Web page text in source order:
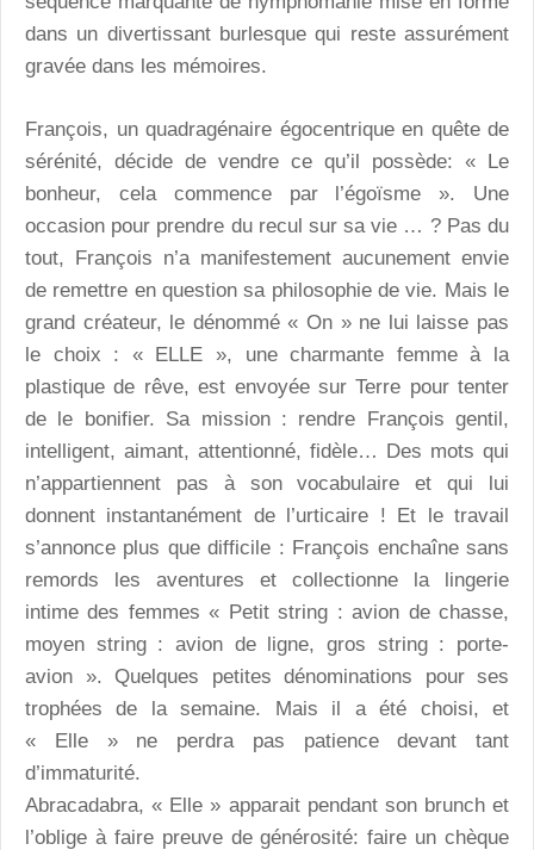
dans un divertissant burlesque qui reste assurément
gravée dans les mémoires.
François, un quadragénaire égocentrique en quête de
sérénité, décide de vendre ce qu’il possède: « Le
bonheur, cela commence par l’égoïsme ». Une
occasion pour prendre du recul sur sa vie … ? Pas du
tout, François n’a manifestement aucunement envie
de remettre en question sa philosophie de vie. Mais le
grand créateur, le dénommé « On » ne lui laisse pas
le choix : « ELLE », une charmante femme à la
plastique de rêve, est envoyée sur Terre pour tenter
de le bonifier. Sa mission : rendre François gentil,
intelligent, aimant, attentionné, fidèle… Des mots qui
n’appartiennent pas à son vocabulaire et qui lui
donnent instantanément de l’urticaire ! Et le travail
s’annonce plus que difficile : François enchaîne sans
remords les aventures et collectionne la lingerie
intime des femmes « Petit string : avion de chasse,
moyen string : avion de ligne, gros string : porte-
avion ». Quelques petites dénominations pour ses
trophées de la semaine. Mais il a été choisi, et
« Elle » ne perdra pas patience devant tant
d’immaturité.
Abracadabra, « Elle » apparait pendant son brunch et
l’oblige à faire preuve de générosité: faire un chèque